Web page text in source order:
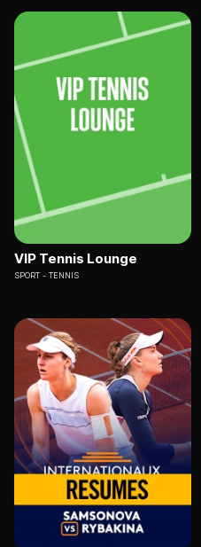
VIP Tennis Lounge
SPORT TENNIS